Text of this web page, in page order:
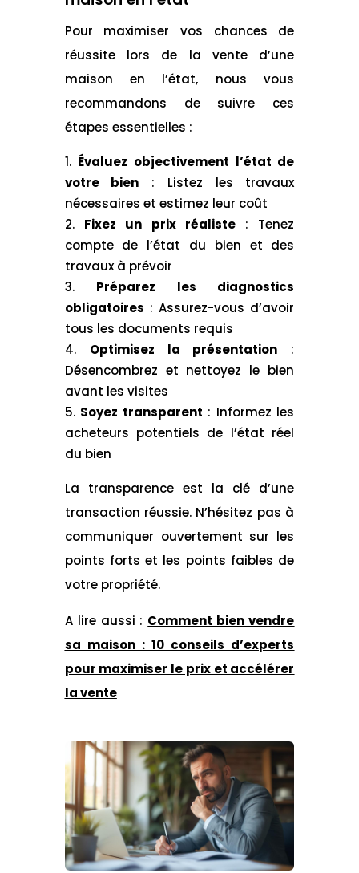
Pour maximiser vos chances de
réussite lors de la vente d’une
maison en l’état, nous vous
recommandons de suivre ces
étapes essentielles :
Évaluez objectivement l’état de
votre bien : Listez les travaux
nécessaires et estimez leur coût
Fixez un prix réaliste: Tenez
compte de l’état du bien et des
travaux à prévoir
Préparez les diagnostics
obligatoires : Assurez-vous d’avoir
tous les documents requis
Optimisez la présentation :
Désencombrez et nettoyez le bien
avant les visites
Soyez transparent : Informez les
acheteurs potentiels de l’état réel
du bien
La transparence est la clé d’une
transaction réussie. N’hésitez pas à
communiquer ouvertement sur les
points forts et les points faibles de
votre propriété.
A lire aussi : Comment bien vendre
sa maison : 10 conseils d’experts
pour maximiser le prix et accélérer
la vente